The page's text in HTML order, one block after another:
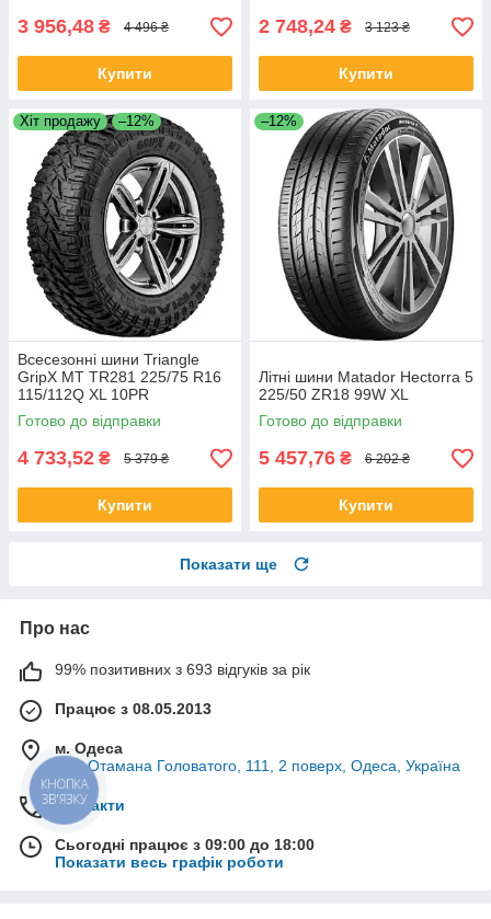
3 956,48 ₴ 4 496 ₴
Купити
2 748,24 ₴ 3 123 ₴
Купити
Хіт продажу –12%
Всесезонні шини Triangle
GripX MT TR281 225/75 R16
115/112Q XL 10PR
Готово до відправки
4 733,52 ₴ 5 379 ₴
Купити
–12%
Літні шини Matador Hectorra 5
225/50 ZR18 99W XL
Готово до відправки
5 457,76 ₴ 6 202 ₴
Купити
Показати ще
Про нас
99% позитивних з 693 відгуків за рік
Працює з 08.05.2013
м. Одеса
вул. Отамана Головатого, 111, 2 поверх, Одеса, Україна
Контакти
Сьогодні працює з 09:00 до 18:00
Показати весь графік роботи
КНОПКА
ЗВ'ЯЗКУ